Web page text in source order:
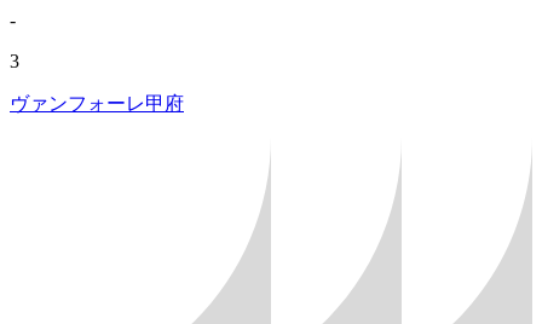
-
3
ヴァンフォーレ甲府